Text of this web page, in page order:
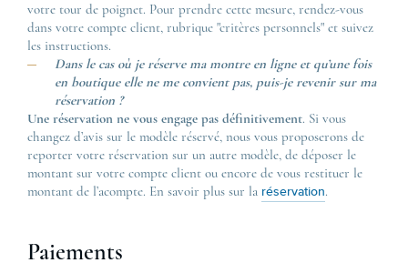
votre tour de poignet. Pour prendre cette mesure, rendez-vous
dans votre compte client, rubrique "critères personnels" et suivez
les instructions.
Dans le cas où je réserve ma montre en ligne et qu’une fois
en boutique elle ne me convient pas, puis-je revenir sur ma
réservation ?
Une réservation ne vous engage pas définitivement. Si vous
changez d’avis sur le modèle réservé, nous vous proposerons de
reporter votre réservation sur un autre modèle, de déposer le
montant sur votre compte client ou encore de vous restituer le
montant de l’acompte. En savoir plus sur la réservation.
Paiements